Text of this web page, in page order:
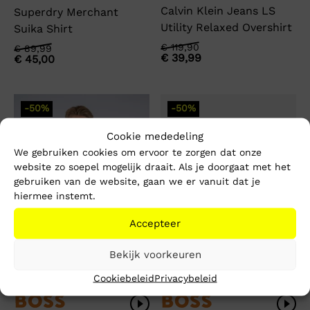
Cookie mededeling
We gebruiken cookies om ervoor te zorgen dat onze
website zo soepel mogelijk draait. Als je doorgaat met het
gebruiken van de website, gaan we er vanuit dat je
hiermee instemt.
Accepteer
Bekijk voorkeuren
CookiebeleidPrivacybeleid
Superdry Merchant
Suika Shirt
€89,99
Oorspronkelijke
prijs
€ 45,00
Huidige
prijs
Calvin Klein Jeans LS
Utility Relaxed Overshirt
€119,90
Oorspronkelijke
prijs
€ 39,99
Huidige
prijs
-50% -50%